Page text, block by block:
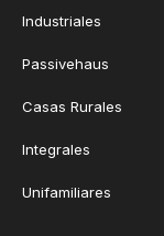
Industriales
Passivehaus
Casas Rurales
Integrales
Unifamiliares